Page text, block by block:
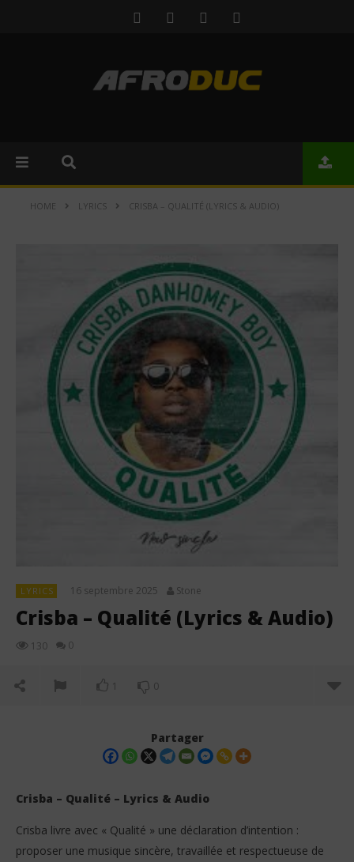
HOME LYRICS CRISBA – QUALITÉ (LYRICS & AUDIO)
LYRICS 16 septembre 2025 Stone
Crisba – Qualité (Lyrics & Audio)
130 0
1 0
Partager
Crisba – Qualité – Lyrics & Audio
Crisba livre avec « Qualité » une déclaration d’intention :
proposer une musique sincère, travaillée et respectueuse de